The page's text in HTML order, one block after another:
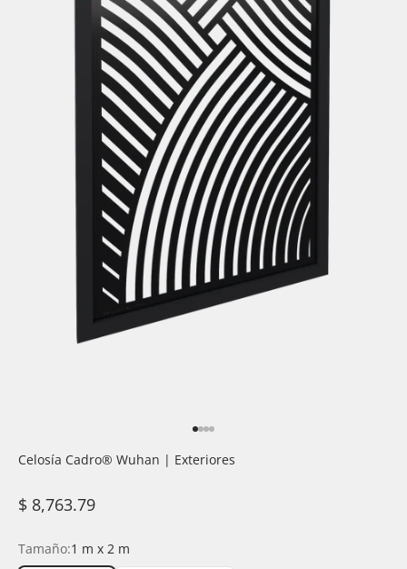
Ir al artículo 1
Ir al artículo 2
Ir al artículo 3
Ir al artículo 4
Celosía Cadro®️ Wuhan | Exteriores
Precio de oferta
$ 8,763.79
Tamaño:1 m x 2 m